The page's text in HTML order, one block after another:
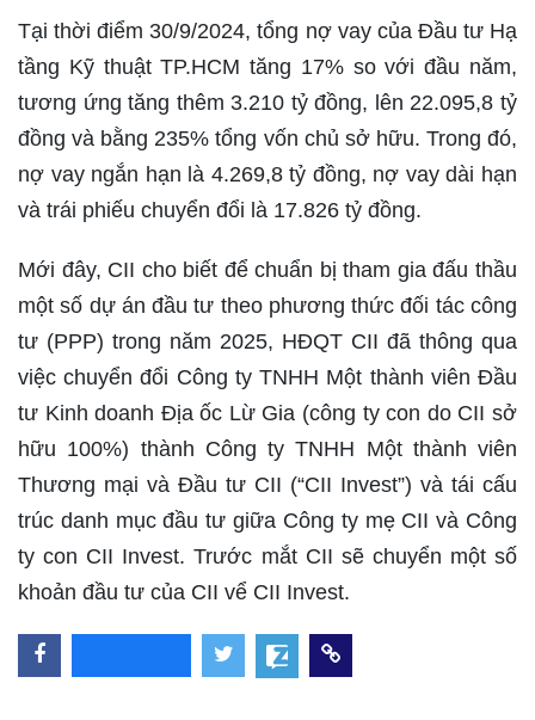
Tại thời điểm 30/9/2024, tổng nợ vay của Đầu tư Hạ
tầng Kỹ thuật TP.HCM tăng 17% so với đầu năm,
tương ứng tăng thêm 3.210 tỷ đồng, lên 22.095,8 tỷ
đồng và bằng 235% tổng vốn chủ sở hữu. Trong đó,
nợ vay ngắn hạn là 4.269,8 tỷ đồng, nợ vay dài hạn
và trái phiếu chuyển đổi là 17.826 tỷ đồng.
Mới đây, CII cho biết để chuẩn bị tham gia đấu thầu
một số dự án đầu tư theo phương thức đối tác công
tư (PPP) trong năm 2025, HĐQT CII đã thông qua
việc chuyển đổi Công ty TNHH Một thành viên Đầu
tư Kinh doanh Địa ốc Lừ Gia (công ty con do CII sở
hữu 100%) thành Công ty TNHH Một thành viên
Thương mại và Đầu tư CII (“CII Invest”) và tái cấu
trúc danh mục đầu tư giữa Công ty mẹ CII và Công
ty con CII Invest. Trước mắt CII sẽ chuyển một số
khoản đầu tư của CII vể CII Invest.